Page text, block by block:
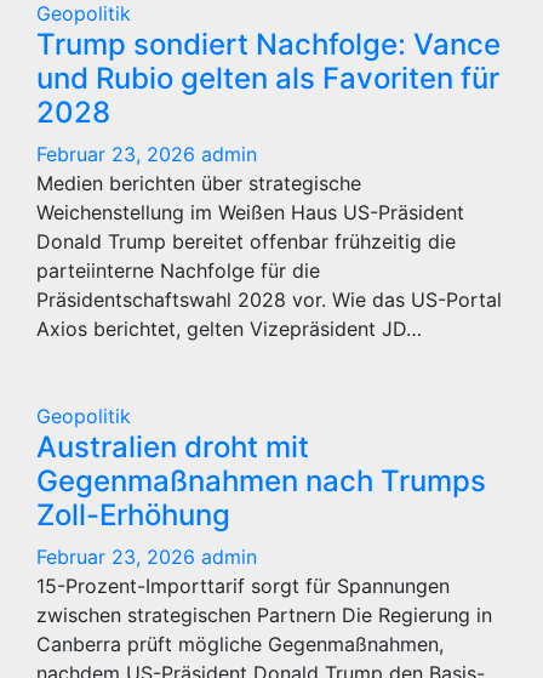
Geopolitik
Trump sondiert Nachfolge: Vance
und Rubio gelten als Favoriten für
2028
Februar 23, 2026 admin
Medien berichten über strategische
Weichenstellung im Weißen Haus US-Präsident
Donald Trump bereitet offenbar frühzeitig die
parteiinterne Nachfolge für die
Präsidentschaftswahl 2028 vor. Wie das US-Portal
Axios berichtet, gelten Vizepräsident JD…
Geopolitik
Australien droht mit
Gegenmaßnahmen nach Trumps
Zoll-Erhöhung
Februar 23, 2026 admin
15-Prozent-Importtarif sorgt für Spannungen
zwischen strategischen Partnern Die Regierung in
Canberra prüft mögliche Gegenmaßnahmen,
nachdem US-Präsident Donald Trump den Basis-